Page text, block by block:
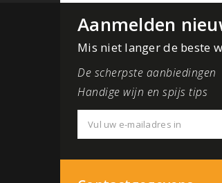
Aanmelden
Mis niet langer de beste
De scherpste aanbiedingen
Handige wijn en spijs tips